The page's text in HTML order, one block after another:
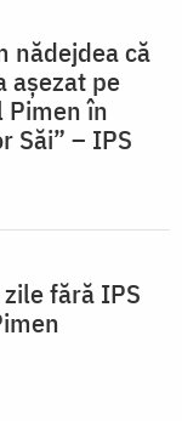
nădejdea că
așezat pe
Pimen în
Săi” – IPS
fără IPS